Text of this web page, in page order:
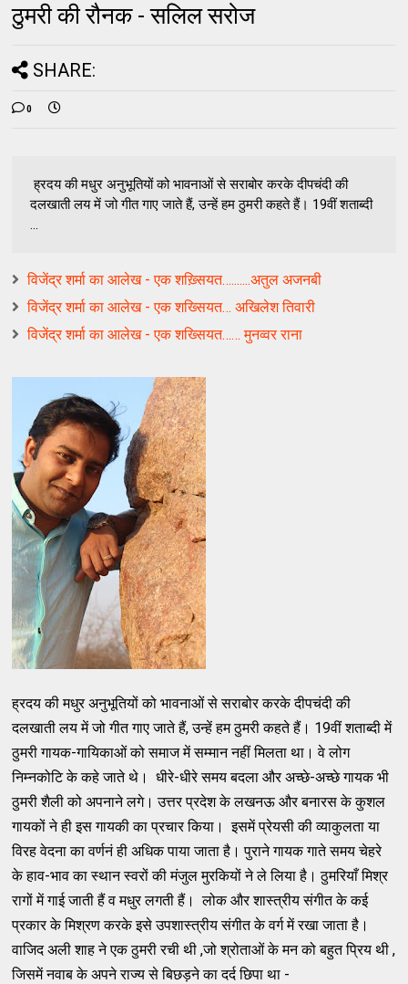
ठुमरी की रौनक - सलिल सरोज
SHARE:
0
​​ ह्रदय की मधुर अनुभूतियों को भावनाओं से सराबोर करके दीपचंदी की
दलखाती लय में जो गीत गाए जाते हैं, उन्हें हम ठुमरी कहते हैं। 19वीं शताब्दी
...
विजेंद्र शर्मा का आलेख - एक शख़्सियत….......अतुल अजनबी
विजेंद्र शर्मा का आलेख - एक शख्सियत… अखिलेश तिवारी
विजेंद्र शर्मा का आलेख - एक शख्सियत…… मुनव्वर राना
ह्रदय की मधुर अनुभूतियों को भावनाओं से सराबोर करके दीपचंदी की
दलखाती लय में जो गीत गाए जाते हैं, उन्हें हम ठुमरी कहते हैं। 19वीं शताब्दी में
ठुमरी गायक-गायिकाओं को समाज में सम्मान नहीं मिलता था। वे लोग
निम्नकोटि के कहे जाते थे। धीरे-धीरे समय बदला और अच्छे-अच्छे गायक भी
ठुमरी शैली को अपनाने लगे। उत्तर प्रदेश के लखनऊ और बनारस के कुशल
गायकों ने ही इस गायकी का प्रचार किया। इसमें प्रेयसी की व्याकुलता या
विरह वेदना का वर्णनं ही अधिक पाया जाता है। पुराने गायक गाते समय चेहरे
के हाव-भाव का स्थान स्वरों की मंजुल मुरकियों ने ले लिया है। ठुमरियाँ मिश्र
रागों में गाई जाती हैं व मधुर लगती हैं। लोक और शास्त्रीय संगीत के कई
प्रकार के मिश्रण करके इसे उपशास्त्रीय संगीत के वर्ग में रखा जाता है।
वाजिद अली शाह ने एक ठुमरी रची थी ,जो श्रोताओं के मन को बहुत प्रिय थी ,
जिसमें नवाब के अपने राज्य से बिछड़ने का दर्द छिपा था -